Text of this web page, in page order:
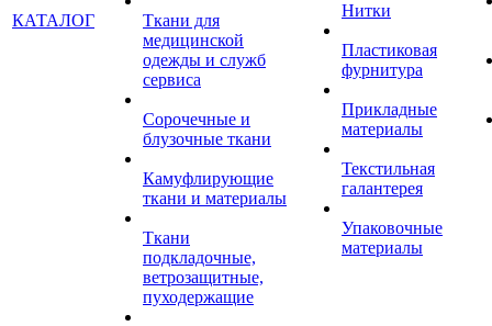
КАТАЛОГ
Ткани для
медицинской
одежды и служб
сервиса
Сорочечные и
блузочные ткани
Камуфлирующие
ткани и материалы
Ткани
подкладочные,
ветрозащитные,
пуходержащие
Нитки
Пластиковая
фурнитура
Прикладные
материалы
Текстильная
галантерея
Упаковочные
материалы